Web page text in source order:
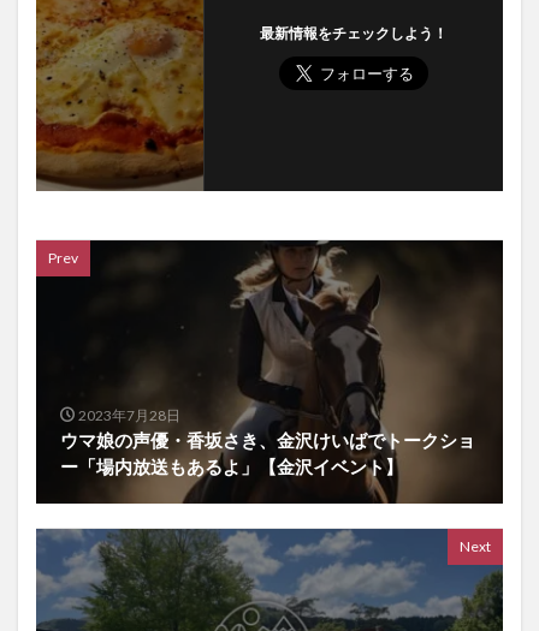
最新情報をチェックしよう！
Prev
2023年7月28日
ウマ娘の声優・香坂さき、金沢けいばでトークショ
ー「場内放送もあるよ」【金沢イベント】
Next